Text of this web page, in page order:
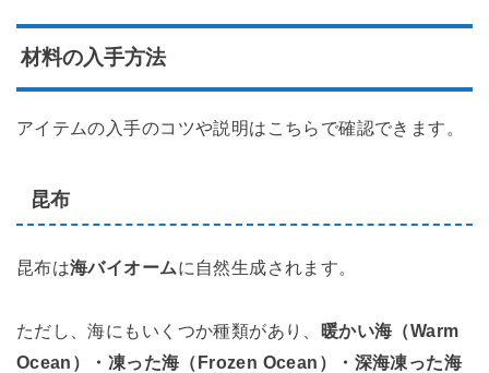
材料の入手方法
アイテムの入手のコツや説明はこちらで確認できます。
昆布
昆布は海バイオームに自然生成されます。
ただし、海にもいくつか種類があり、 暖かい海（Warm
Ocean）・凍った海（Frozen Ocean）・深海凍った海